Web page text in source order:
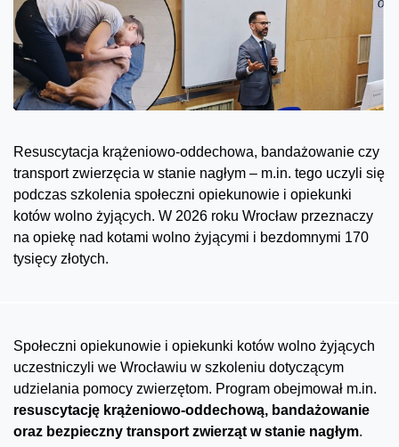
Resuscytacja krążeniowo-oddechowa, bandażowanie czy
transport zwierzęcia w stanie nagłym – m.in. tego uczyli się
podczas szkolenia społeczni opiekunowie i opiekunki
kotów wolno żyjących. W 2026 roku Wrocław przeznaczy
na opiekę nad kotami wolno żyjącymi i bezdomnymi 170
tysięcy złotych.
Społeczni opiekunowie i opiekunki kotów wolno żyjących
uczestniczyli we Wrocławiu w szkoleniu dotyczącym
udzielania pomocy zwierzętom. Program obejmował m.in.
resuscytację krążeniowo-oddechową, bandażowanie
oraz bezpieczny transport zwierząt w stanie nagłym.